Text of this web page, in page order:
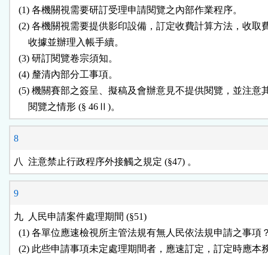
  (1) 各機關視需要研訂受理申請閱覽之內部作業程序。
(2) 各機關視需要提供影印設備，訂定收費計算方法，收取
      收據並辦理入帳手續。
  (3) 研訂閱覽卷宗須知。
  (4) 釐清內部分工事項。
(5) 機關賽部之簽呈、擬稿及會辦意見不提供閱覽，並注意
8
9
九  人民申請案件處理期間 (§51)
(1) 各單位應速檢視所主管法規有無人民依法規申請之事項
(2) 此些申請事項未定處理期間者，應速訂定，訂定時應本